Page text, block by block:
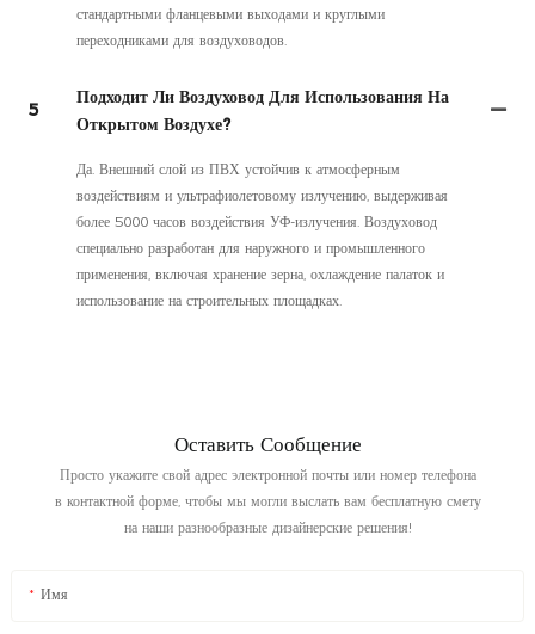
стандартными фланцевыми выходами и круглыми
переходниками для воздуховодов.
5
Подходит Ли Воздуховод Для Использования На
Открытом Воздухе?
Да. Внешний слой из ПВХ устойчив к атмосферным
воздействиям и ультрафиолетовому излучению, выдерживая
более 5000 часов воздействия УФ-излучения. Воздуховод
специально разработан для наружного и промышленного
применения, включая хранение зерна, охлаждение палаток и
использование на строительных площадках.
Оставить Сообщение
Просто укажите свой адрес электронной почты или номер телефона
в контактной форме, чтобы мы могли выслать вам бесплатную смету
на наши разнообразные дизайнерские решения!
Имя